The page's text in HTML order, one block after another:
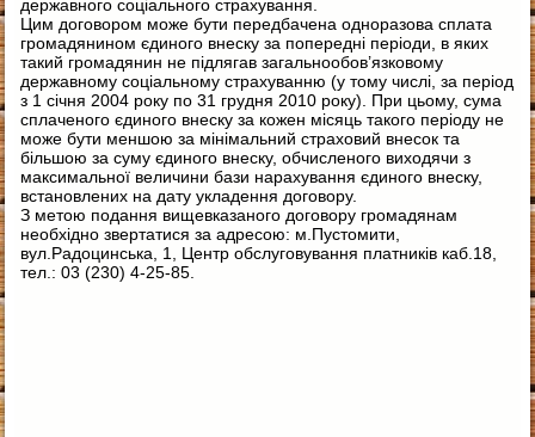
державного соціального страхування.
Цим договором може бути передбачена одноразова сплата
громадянином єдиного внеску за попередні періоди, в яких
такий громадянин не підлягав загальнообов’язковому
державному соціальному страхуванню (у тому числі, за період
з 1 січня 2004 року по 31 грудня 2010 року). При цьому, сума
сплаченого єдиного внеску за кожен місяць такого періоду не
може бути меншою за мінімальний страховий внесок та
більшою за суму єдиного внеску, обчисленого виходячи з
максимальної величини бази нарахування єдиного внеску,
встановлених на дату укладення договору.
З метою подання вищевказаного договору громадянам
необхідно звертатися за адресою: м.Пустомити,
вул.Радоцинська, 1, Центр обслуговування платників каб.18,
тел.: 03 (230) 4-25-85.